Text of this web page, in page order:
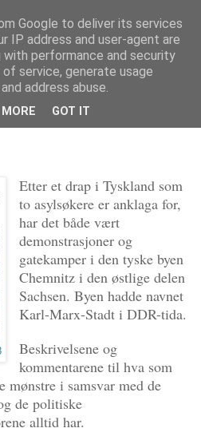
organisert
Etter et drap i Tyskland som
to asylsøkere er anklaga for,
har det både vært
demonstrasjoner og
gatekamper i den tyske byen
Chemnitz i den østlige delen
Sachsen. Byen hadde navnet
Karl-Marx-Stadt i DDR-tida.
Beskrivelsene og
kommentarene til hva som
mønstre i samsvar med de
de politiske
alltid har.
Google to deliver its services
IP address and user-agent are
with performance and security
service, generate usage
address abuse.
GOT IT